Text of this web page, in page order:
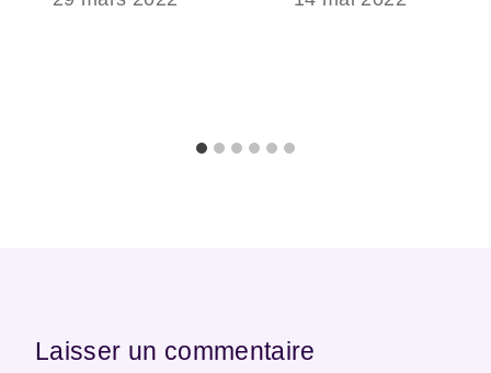
Laisser un commentaire